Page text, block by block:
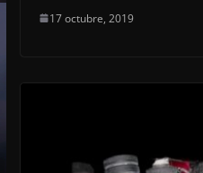
17 octubre, 2019